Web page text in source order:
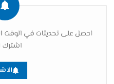
احصل على تحديثات في الوقت
اشترك